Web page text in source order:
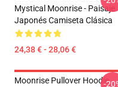
Mystical Moonrise - Paisaje
Japonés Camiseta Clásica
24,38 € - 28,06 €
Moonrise Pullover Hoodie
-